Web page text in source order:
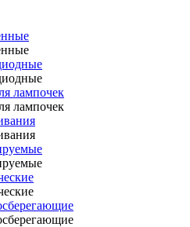
лампочек
лампочек